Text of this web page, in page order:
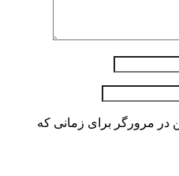
در مرورگر برای زمانی که